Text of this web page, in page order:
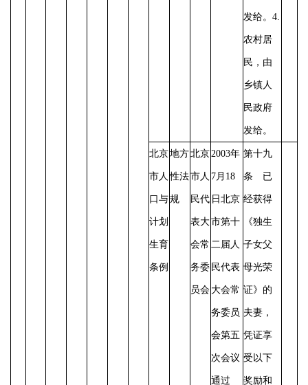
发给。 4.
农村居
民，由
乡镇人
民政府
发给。
北京
市人
口与
计划
生育
条例
地方
性法
规
北京
市人
民代
表大
会常
务委
员会
2003年
7月18
日北京
市第十
二届人
民代表
大会常
务委员
会第五
次会议
通过
第十九
条 已
经获得
《独生
子女父
母光荣
证》的
夫妻，
凭证享
受以下
奖励和